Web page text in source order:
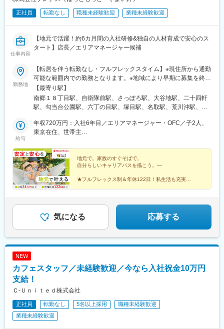
学陽東キャンパス駅、今市駅、上泉駅、大間々駅、新津田沼駅、
愛・地球博記念公園駅、岩村田駅
正社員 転勤なし 職種未経験歓迎 業種未経験歓迎
仕事内容
【地元で活躍！約6カ月間の入社研修&独自の人材育成で安心のス
タート】店長／エリアマネージャー候補
勤務地
【転居を伴う転勤なし・フルフレックスタイム】※現住所から通勤
可能な範囲内での勤務となります。※地域により早期に募集を終了
することがあります。★車通勤可・駐車場あり（店舗による）※ほ
っともっとの店舗で勤務を希望する場合は、東京・千葉・埼玉・
神奈川への配属予定です。■募集エリア【北海道】北海道札幌市
全域千葉県千葉市/市川市/野田市/八千代市埼玉県全域栃木県栃木
市/宇都宮市茨城県つくば市/石岡市/牛久市/守谷市/水戸市/ひたちな
市愛知県全域静岡県浜松市富山県富山市/高岡市石川県金沢市/野々
市市/白山市/小松市福井県福井市三重県鈴鹿市【関西】大阪府全域
京都府京都市兵庫県姫路市奈良県奈良市/生駒市※受動喫煙対策：
敷地内全面禁煙
【最寄り駅】
南郷１８丁目駅、自衛隊前駅、さっぽろ駅、大谷地駅、二十四軒
駅、勾当台公園駅、六丁の目駅、塚目駅、名取駅、荒川沖駅、石
駅、鶴田駅、東武宇都宮駅、太田駅(群馬県)、館林駅、東新宿駅、
神田駅(東京都)、新大久保駅、新宿御苑前駅、高田馬場駅、錦糸町
袋駅、木場駅(東京都)、中野駅(東京都)、西武新宿駅、本駒込駅、
豊洲駅、駒沢大学駅、表参道駅、茅場町駅、大森駅(東京都)、小岩
駅、金町駅(東京都)、田原町駅(東京都)、稲荷町駅(東京都)、大山
駅(東京都)、大崎広小路駅、新宿駅(東京メトロ)、新富町駅(東京
都)、西葛西駅、代々木駅、三ノ輪橋駅、西新宿駅、練馬駅、伊勢
武蔵小杉駅、日ノ出町駅、関内駅、川崎駅、動物公園駅、大森台
駅、千葉中央駅、東岩槻駅、吹上駅(埼玉県)、久喜駅、所沢駅、川
口駅、北春日部駅、川越駅、新狭山駅、大宮駅(埼玉県)、籠原駅、
駅、京橋駅(大阪府)、新大阪駅、北浜駅(大阪府)、天下茶屋駅、中
駅、蒲生四丁目駅、京口駅、野里駅、飾磨駅、五条駅(京都市営)、
今出川駅、上桂駅、京都市役所前駅、烏丸御池駅、京都駅、二条
駅、四条駅(京都市営)、札幌駅、広瀬通駅、新宿三丁目駅、淡路町
駅、大久保駅(東京都)、下落合駅、曙橋駅、水道橋駅、新宿西口
駅、白山駅(東京都)、明治神宮前駅、面影橋駅、日本橋駅(東京
給与
年収720万円：入社6年目／エリアマネージャー・OFC／子2人、
東京在住、世帯主
大阪在住、世帯主
地元で。家族のすぐそばで。
自分らしいキャリアパスを描こう。―
★フルフレックス制＆年休122日！私生活も充実◎
気になる 応募する
NEW
カフェスタッフ／未経験歓迎／今なら入社祝金10万円
支給！
Ｃ‐Ｕｎｉｔｅｄ株式会社
正社員 転勤なし 5名以上採用
職種未経験歓迎
業種未経験歓迎